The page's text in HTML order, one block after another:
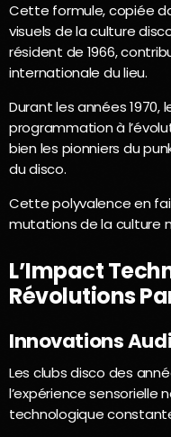
Cette formule, copiée
visuels de la culture
résident de 1966,
internationale du lieu.
Durant les années 1970,
programmation à
bien les pionniers du
du disco.
Cette polyvalence en
mutations de la culture
L’Impact
Révolutions
Innovations
Les clubs disco des
l’expérience sensorielle
technologique